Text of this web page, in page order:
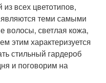
всех цветотипов,
теми самыми
волосы, светлая кожа,
этим характеризуется
стильный гардероб
и поговорим на